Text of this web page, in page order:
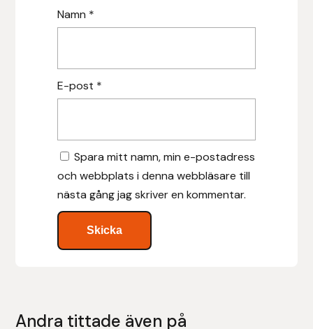
Namn *
E-post *
Spara mitt namn, min e-postadress
och webbplats i denna webbläsare till
nästa gång jag skriver en kommentar.
Andra tittade även på
Islandshästspecialisten
J&S Saddlery